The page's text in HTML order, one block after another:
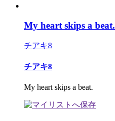
My heart skips a beat.
チアキ8
チアキ8
My heart skips a beat.